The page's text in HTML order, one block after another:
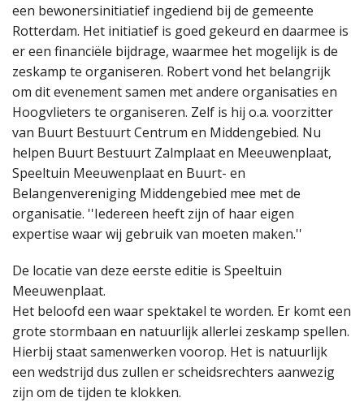
een bewonersinitiatief ingediend bij de gemeente
Rotterdam. Het initiatief is goed gekeurd en daarmee is
er een financiële bijdrage, waarmee het mogelijk is de
zeskamp te organiseren. Robert vond het belangrijk
om dit evenement samen met andere organisaties en
Hoogvlieters te organiseren. Zelf is hij o.a. voorzitter
van Buurt Bestuurt Centrum en Middengebied. Nu
helpen Buurt Bestuurt Zalmplaat en Meeuwenplaat,
Speeltuin Meeuwenplaat en Buurt- en
Belangenvereniging Middengebied mee met de
organisatie. ''Iedereen heeft zijn of haar eigen
expertise waar wij gebruik van moeten maken.''
De locatie van deze eerste editie is Speeltuin
Meeuwenplaat.
Het beloofd een waar spektakel te worden. Er komt een
grote stormbaan en natuurlijk allerlei zeskamp spellen.
Hierbij staat samenwerken voorop. Het is natuurlijk
een wedstrijd dus zullen er scheidsrechters aanwezig
zijn om de tijden te klokken.